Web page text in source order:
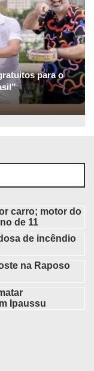
para o
carro; motor do
de 11
de incêndio
na Raposo
Ipaussu